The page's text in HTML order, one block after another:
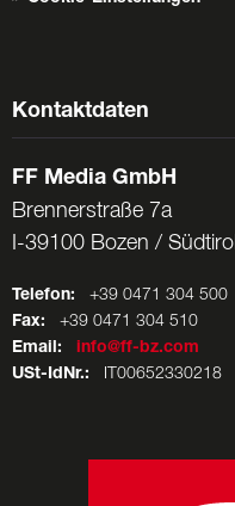
Kontaktdaten
FF Media GmbH
Brennerstraße 7a
I-39100 Bozen / Südtirol
Telefon: +39 0471 304 500
Fax: +39 0471 304 510
Email:
info@ff-bz.com
USt-IdNr.: IT00652330218